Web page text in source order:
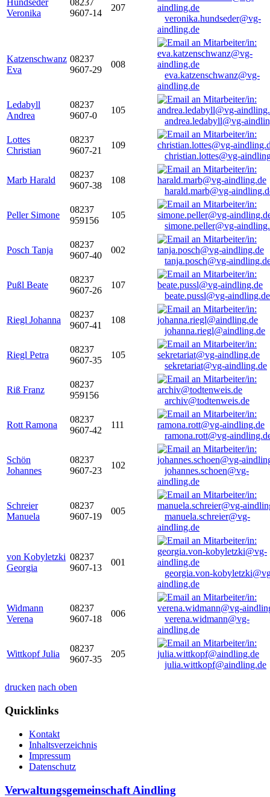
Hundseder
Veronika
08237
9607-14
207
veronika.hundseder@vg-
aindling.de
Katzenschwanz
Eva
08237
9607-29
008
eva.katzenschwanz@vg-
aindling.de
Ledabyll
Andrea
08237
9607-0
105
andrea.ledabyll@vg-
Lottes
Christian
08237
9607-21
109
christian.lottes@vg-
Marb Harald
08237
9607-38
108
harald.marb@vg-
Peller Simone
08237
959156
105
simone.peller@vg-
Posch Tanja
08237
9607-40
002
tanja.posch@vg-
Pußl Beate
08237
9607-26
107
beate.pussl@vg-aindling.de
Riegl Johanna
08237
9607-41
108
johanna.riegl@aindling.de
Riegl Petra
08237
9607-35
105
sekretariat@vg-aindling.de
Riß Franz
08237
959156
archiv@todtenweis.de
Rott Ramona
08237
9607-42
111
ramona.rott@vg-
Schön
Johannes
08237
9607-23
102
johannes.schoen@vg-
aindling.de
Schreier
Manuela
08237
9607-19
005
manuela.schreier@vg-
aindling.de
von Kobyletzki
Georgia
08237
9607-13
001
georgia.von-
aindling.de
Widmann
Verena
08237
9607-18
006
verena.widmann@vg-
aindling.de
Wittkopf Julia
08237
9607-35
205
julia.wittkopf@aindling.de
drucken nach oben
Quicklinks
Kontakt
Inhaltsverzeichnis
Impressum
Datenschutz
Verwaltungsgemeinschaft Aindling